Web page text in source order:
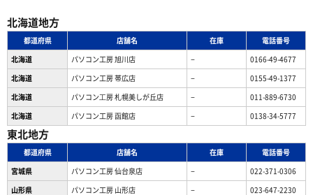
北海道地方
都道府県 店舗名 在庫
電話番号
北海道
パソコン工房 旭川店 −
0166-49-4677
北海道
パソコン工房 帯広店 −
0155-49-1377
北海道
パソコン⼯房 札幌美しが丘店 −
011-889-6730
北海道
パソコン工房 函館店 − 0138-34-5777
東北地方
都道府県 店舗名 在庫
電話番号
宮城県
パソコン工房 仙台泉店 −
022-371-0306
山形県
パソコン工房 山形店 −
023-647-2230